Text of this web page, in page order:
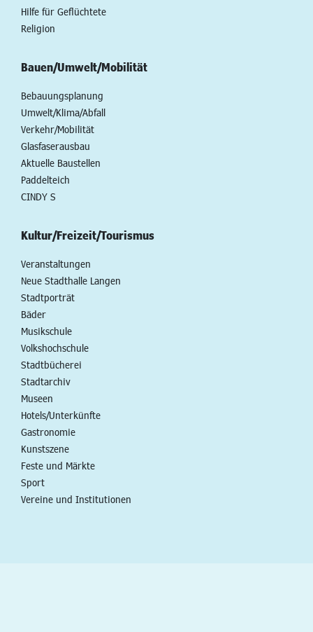
Hilfe für Geflüchtete
Religion
Bauen/Umwelt/Mobilität
Bebauungsplanung
Umwelt/Klima/Abfall
Verkehr/Mobilität
Glasfaserausbau
Aktuelle Baustellen
Paddelteich
CINDY S
Kultur/Freizeit/Tourismus
Veranstaltungen
Neue Stadthalle Langen
Stadtporträt
Bäder
Musikschule
Volkshochschule
Stadtbücherei
Stadtarchiv
Museen
Hotels/Unterkünfte
Gastronomie
Kunstszene
Feste und Märkte
Sport
Vereine und Institutionen